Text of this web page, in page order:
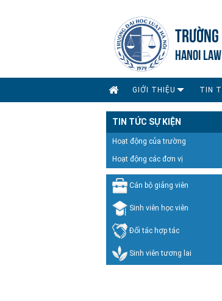
HANOI
GIỚI THIỆU TIN
TIN TỨC SỰ KIỆN
Hoạt động của trường
Hoạt động các đơn vị
Cán bộ giảng viên
Sinh viên học viên
Đối tác hợp tác
Sinh viên tương lai